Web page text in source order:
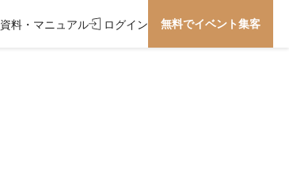
資料・マニュアル ログイン 無料でイベント集客